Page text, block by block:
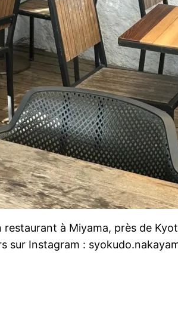
à Miyama, près de
sur Instagram :